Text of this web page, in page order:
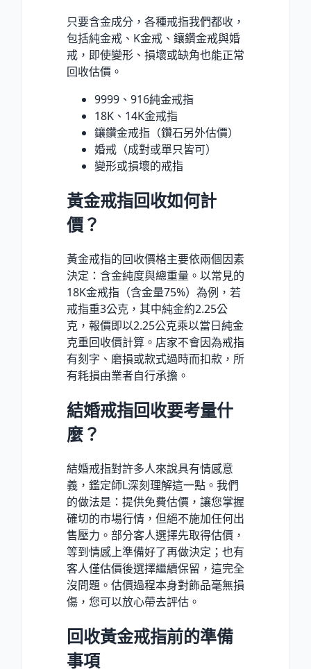
只要含金成分，各種戒指我們都收，
包括純金戒、K金戒、鑲鑽金戒與婚
戒，即使變形、損壞或缺角也能正常
回收估價。
9999、916純金戒指
18K、14K金戒指
鑲鑽金戒指（鑽石另外估價）
婚戒（成對或單只皆可）
變形或損壞的戒指
黃金戒指回收如何計
價？
黃金戒指的回收價格主要依兩個因素
決定：含金純度與總重量。以常見的
18K金戒指（含金量75%）為例，若
戒指重3公克，其中純金約2.25公
克，報價即以2.25公克乘以當日純金
克重回收價計算。店家不會因為戒指
有刻字、磨損或款式過時而扣款，所
有耗損由業者自行承擔。
結婚戒指回收要考量什
麼？
結婚戒指對許多人來說具有情感意
義，鑑定師L深刻理解這一點。我們
的做法是：提供免費估價，讓您掌握
確切的市場行情，但絕不施加任何出
售壓力。部分客人選擇先取得估價，
等到情感上準備好了再做決定；也有
客人僅估價後選擇繼續保留，這完全
沒問題。估價過程本身對飾品毫無損
傷，您可以放心帶去評估。
回收黃金戒指前的準備
事項